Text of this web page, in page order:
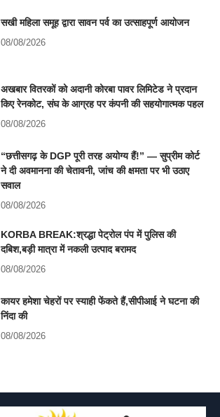
सखी महिला समूह द्वारा सावन पर्व का उत्साहपूर्ण आयोजन
08/08/2026
अखबार वितरकों को अदानी कोरबा पावर लिमिटेड ने प्रदान
किए रेनकोट, संघ के आग्रह पर कंपनी की सहयोगात्मक पहल
08/08/2026
“छत्तीसगढ़ के DGP पूरी तरह अयोग्य हैं!” — सुप्रीम कोर्ट
ने दी अवमानना की चेतावनी, जांच की क्षमता पर भी उठाए
सवाल
08/08/2026
KORBA BREAK:श्रद्धा पेट्रोल पंप में पुलिस की
दबिश,बड़ी मात्रा में नकली उत्पाद बरामद
08/08/2026
कायर हमेशा चेहरों पर स्याही फेंकते हैं,सीपीआई ने घटना की
निंदा की
08/08/2026